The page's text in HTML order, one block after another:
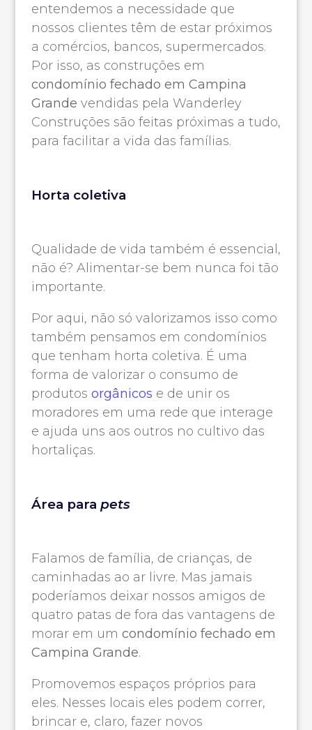
entendemos a necessidade que
nossos clientes têm de estar próximos
a comércios, bancos, supermercados.
Por isso, as construções em
condomínio fechado em Campina
Grande vendidas pela Wanderley
Construções são feitas próximas a tudo,
para facilitar a vida das famílias.
Horta coletiva
Qualidade de vida também é essencial,
não é? Alimentar-se bem nunca foi tão
importante.
Por aqui, não só valorizamos isso como
também pensamos em condomínios
que tenham horta coletiva. É uma
forma de valorizar o consumo de
produtos orgânicos e de unir os
moradores em uma rede que interage
e ajuda uns aos outros no cultivo das
hortaliças.
Área para pets
Falamos de família, de crianças, de
caminhadas ao ar livre. Mas jamais
poderíamos deixar nossos amigos de
quatro patas de fora das vantagens de
morar em um condomínio fechado em
Campina Grande.
Promovemos espaços próprios para
eles. Nesses locais eles podem correr,
brincar e, claro, fazer novos